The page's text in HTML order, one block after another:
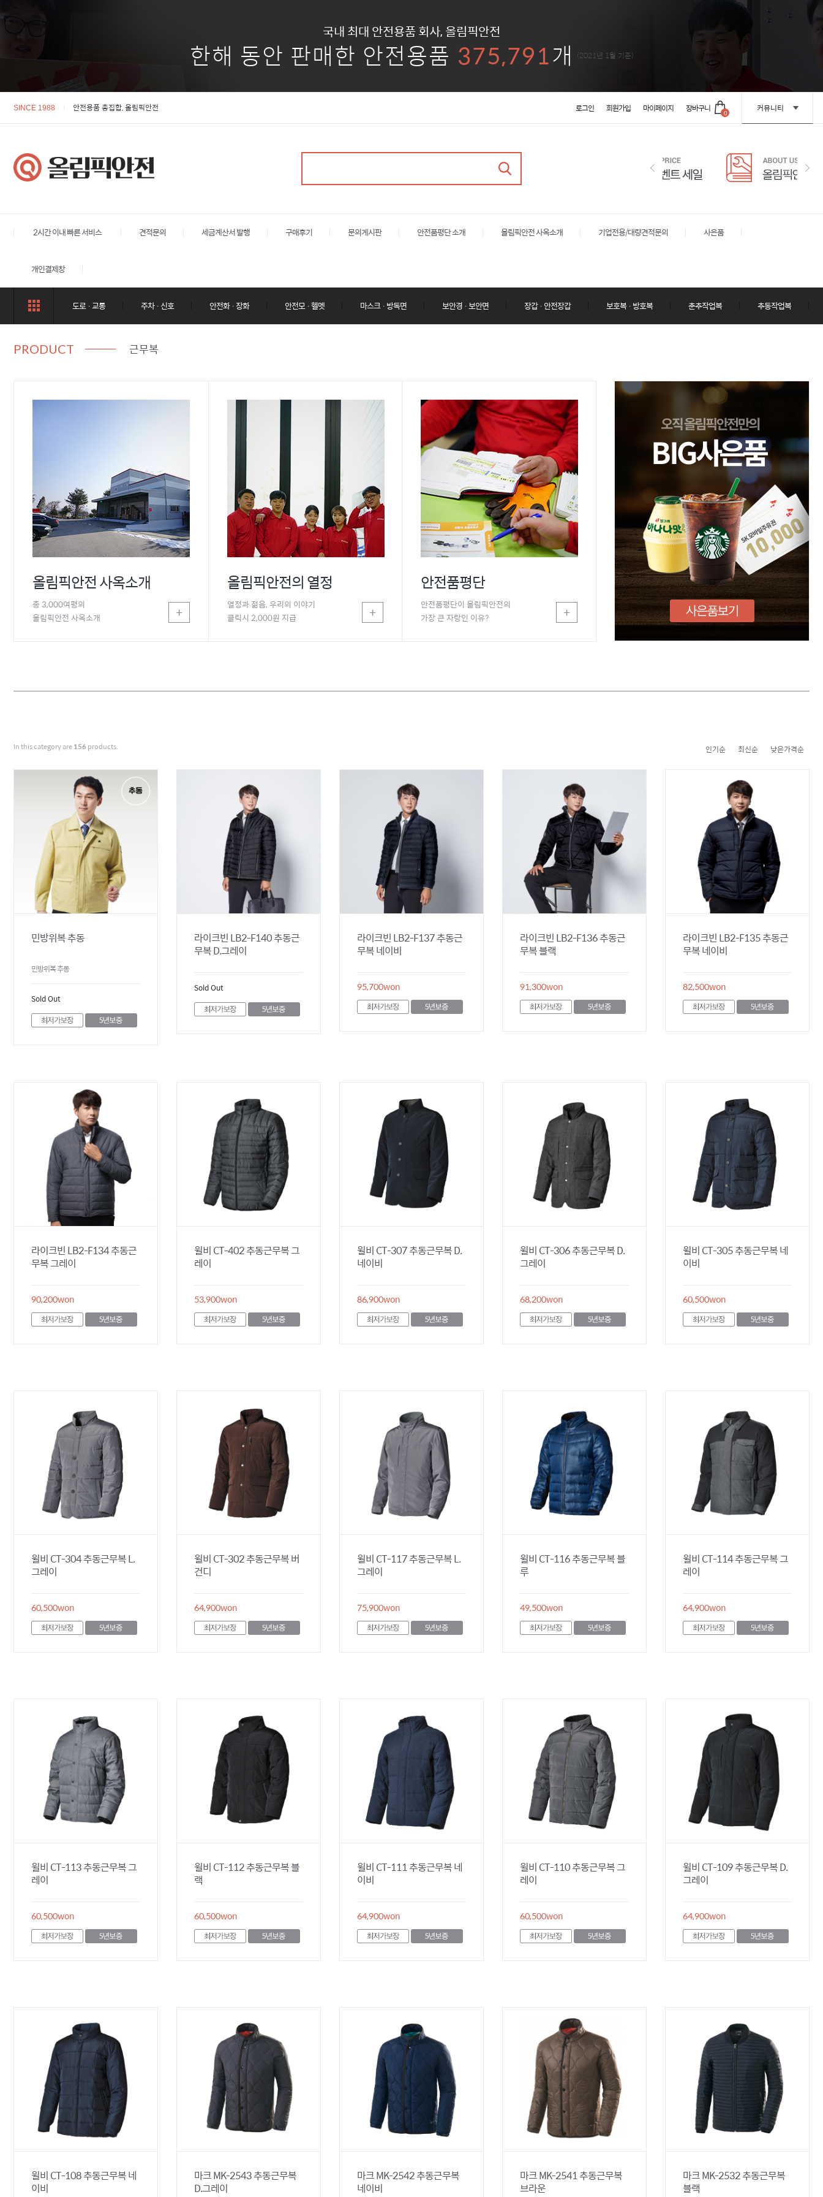
국내 최대 안전용품 회사, 올림픽안전
한해 동안 판매한 안전용품 375,791개 (2021년 1월 기준)
SINCE 1988 안전용품 총집합, 올림픽안전 로그인 회원가입 마이페이지 장바구니 0 커뮤니티
2시간 이내 빠른 서비스 견적문의 세금계산서 발행 구매후기 문의게시판 안전품평단 소개 올림픽안전 사옥소개 기업전용/대량견적문의 사은품
개인결제창
도로 · 교통 주차 · 신호 안전화 · 장화 안전모 · 헬멧 마스크 · 방독면 보안경 · 보안면 장갑 · 안전장갑 보호복 · 방호복 춘추작업복 추동작업복
PRODUCT 근무복
올림픽안전 사옥소개
총 3,000여평의
올림픽안전 사옥소개
+
올림픽안전의 열정
열정과 젊음, 우리의 이야기
클릭시 2,000원 지급
+
안전품평단
안전품평단이 올림픽안전의
가장 큰 자랑인 이유?
+
In this category are156 products. 인기순 최신순 낮은가격순
민방위복 추동
민방위복 추동
Sold Out
라이크빈 LB2-F140 추동근
무복 D.그레이
Sold Out
라이크빈 LB2-F137 추동근
무복 네이비
95,700won
라이크빈 LB2-F136 추동근
무복 블랙
91,300won
라이크빈 LB2-F135 추동근
무복 네이비
82,500won
라이크빈 LB2-F134 추동근
무복 그레이
90,200won
윌비 CT-402 추동근무복 그
레이
53,900won
윌비 CT-307 추동근무복 D.
네이비
86,900won
윌비 CT-306 추동근무복 D.
그레이
68,200won
윌비 CT-305 추동근무복 네
이비
60,500won
윌비 CT-304 추동근무복 L.
그레이
60,500won
윌비 CT-302 추동근무복 버
건디
64,900won
윌비 CT-117 추동근무복 L.
그레이
75,900won
윌비 CT-116 추동근무복 블
루
49,500won
윌비 CT-114 추동근무복 그
레이
64,900won
윌비 CT-113 추동근무복 그
레이
60,500won
윌비 CT-112 추동근무복 블
랙
60,500won
윌비 CT-111 추동근무복 네
이비
64,900won
윌비 CT-110 추동근무복 그
레이
60,500won
윌비 CT-109 추동근무복 D.
그레이
64,900won
윌비 CT-108 추동근무복 네
이비
마크 MK-2543 추동근무복
D.그레이
마크 MK-2542 추동근무복
네이비
마크 MK-2541 추동근무복
브라운
마크 MK-2532 추동근무복
블랙